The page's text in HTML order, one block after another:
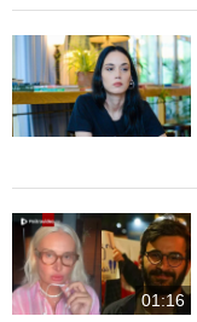
01:16